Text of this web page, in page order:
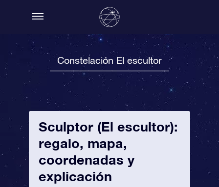
Constelación El escultor
Sculptor (El escultor):
regalo, mapa,
coordenadas y
explicación